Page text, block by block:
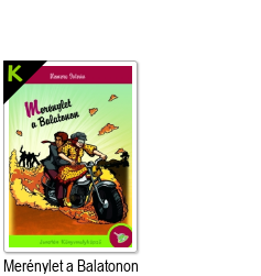
Merénylet a Balatonon